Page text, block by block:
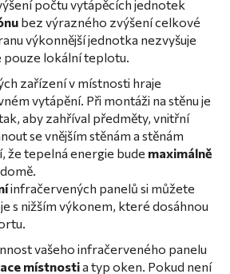
počtu vytápěcích jednotek
bez výrazného zvýšení celkové
výkonnější jednotka nezvyšuje
pouze lokální teplotu.
zařízení v místnosti hraje
vytápění. Při montáži na stěnu je
aby zahříval předměty, vnitřní
se vnějším stěnám a stěnám
že tepelná energie bude maximálně
infračervených panelů si můžete
s nižším výkonem, které dosáhnou
vašeho infračerveného panelu
místnostia typ oken. Pokud není